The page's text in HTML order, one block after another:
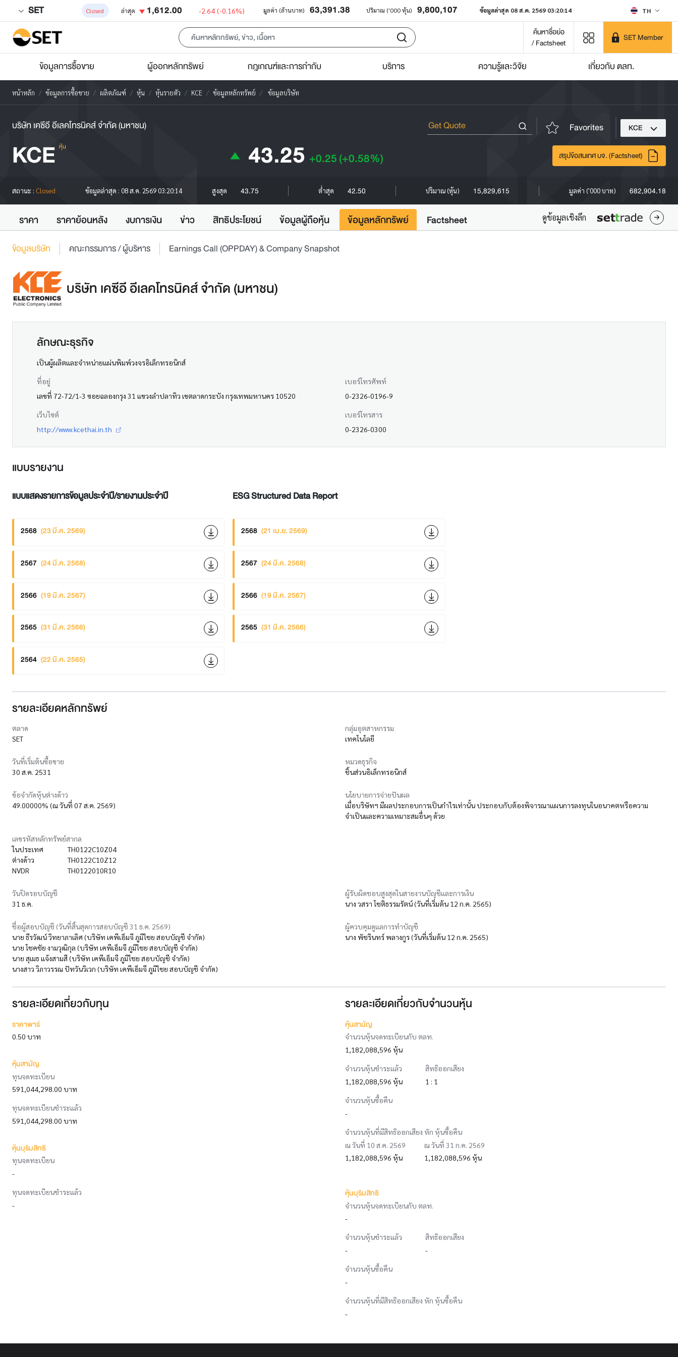
SET Closed ล่าสุด 1,612.00 -2.64 (-0.16%) มูลค่า (ล้านบาท) 63,391.38 ปริมาณ ('000 หุ้น) 9,800,107 ข้อมูลล่าสุด 08 ส.ค. 2569 03:20:14 TH
ค้นหาชื่อย่อ
/ Factsheet
SET Member
ข้อมูลการซื้อขาย ผู้ออกหลักทรัพย์ กฎเกณฑ์และการกำกับ บริการ ความรู้และวิจัย เกี่ยวกับ ตลท.
หน้าหลัก ข้อมูลการซื้อขาย ผลิตภัณฑ์ หุ้น หุ้นรายตัว KCE ข้อมูลหลักทรัพย์ ข้อมูลบริษัท
บริษัท เคซีอี อีเลคโทรนิคส์ จำกัด (มหาชน) Favorites KCE
KCE หุ้น 43.25 +0.25(+0.58%) สรุปข้อสนเทศ บจ. (Factsheet)
สถานะ : Closed ข้อมูลล่าสุด : 08 ส.ค. 2569 03:20:14 สูงสุด 43.75 ต่ำสุด 42.50 ปริมาณ (หุ้น) 15,829,615 มูลค่า ('000 บาท) 682,904.18
ราคา ราคาย้อนหลัง งบการเงิน ข่าว สิทธิประโยชน์ ข้อมูลผู้ถือหุ้น ข้อมูลหลักทรัพย์ Factsheet ดูข้อมูลเชิงลึก
ข้อมูลบริษัท คณะกรรมการ / ผู้บริหาร Earnings Call (OPPDAY) & Company Snapshot
บริษัท เคซีอี อีเลคโทรนิคส์ จำกัด (มหาชน)
ลักษณะธุรกิจ
เป็นผู้ผลิตและจำหน่ายแผ่นพิมพ์วงจรอิเล็กทรอนิกส์
ที่อยู่
เลขที่ 72-72/1-3 ซอยฉลองกรุง 31 แขวงลำปลาทิว เขตลาดกระบัง กรุงเทพมหานคร 10520
เบอร์โทรศัพท์
0-2326-0196-9
เว็บไซต์
http://www.kcethai.in.th
เบอร์โทรสาร
0-2326-0300
แบบรายงาน
แบบแสดงรายการข้อมูลประจำปี/รายงานประจำปี
2568 (23 มี.ค. 2569)
2567 (24 มี.ค. 2568)
2566 (19 มี.ค. 2567)
2565 (31 มี.ค. 2566)
2564 (22 มี.ค. 2565)
ESG Structured Data Report
2568 (21 เม.ย. 2569)
2567 (24 มี.ค. 2568)
2566 (19 มี.ค. 2567)
2565 (31 มี.ค. 2566)
รายละเอียดหลักทรัพย์
ตลาด
SET
กลุ่มอุตสาหกรรม
เทคโนโลยี
วันที่เริ่มต้นซื้อขาย
30 ส.ค. 2531
หมวดธุรกิจ
ชิ้นส่วนอิเล็กทรอนิกส์
ข้อจำกัดหุ้นต่างด้าว
49.00000% (ณ วันที่ 07 ส.ค. 2569)
นโยบายการจ่ายปันผล
เมื่อบริษัทฯ มีผลประกอบการเป็นกำไรเท่านั้น ประกอบกับต้องพิจารณาแผนการลงทุนในอนาคตหรือความ
จำเป็นและความเหมาะสมอื่นๆ ด้วย
เลขรหัสหลักทรัพย์สากล
ในประเทศ
TH0122C10Z04
ต่างด้าว
TH0122C10Z12
NVDR
TH0122010R10
วันปิดรอบบัญชี
31 ธ.ค.
ชื่อผู้สอบบัญชี (วันที่สิ้นสุดการสอบบัญชี 31 ธ.ค. 2569)
นาย ธีรวัฒน์ วิทยาภาเลิศ (บริษัท เคพีเอ็มจี ภูมิไชย สอบบัญชี จำกัด)
นาย โชคชัย งามวุฒิกุล (บริษัท เคพีเอ็มจี ภูมิไชย สอบบัญชี จำกัด)
นาย สุเมธ แจ้งสามสี (บริษัท เคพีเอ็มจี ภูมิไชย สอบบัญชี จำกัด)
นางสาว วิภาวรรณ ปัทวันวิเวก (บริษัท เคพีเอ็มจี ภูมิไชย สอบบัญชี จำกัด)
ผู้รับผิดชอบสูงสุดในสายงานบัญชีและการเงิน
นาง วสรา โชติธรรมรัตน์ (วันที่เริ่มต้น 12 ก.ค. 2565)
ผู้ควบคุมดูแลการทำบัญชี
นาง พัชรินทร์ พลางกูร (วันที่เริ่มต้น 12 ก.ค. 2565)
รายละเอียดเกี่ยวกับทุน
ราคาพาร์
0.50 บาท
หุ้นสามัญ
ทุนจดทะเบียน
591,044,298.00 บาท
ทุนจดทะเบียนชำระแล้ว
591,044,298.00 บาท
หุ้นบุริมสิทธิ
ทุนจดทะเบียน
-
ทุนจดทะเบียนชำระแล้ว
-
รายละเอียดเกี่ยวกับจำนวนหุ้น
หุ้นสามัญ
จำนวนหุ้นจดทะเบียนกับ ตลท.
1,182,088,596 หุ้น
จำนวนหุ้นชำระแล้ว
1,182,088,596 หุ้น
สิทธิออกเสียง
1 : 1
จำนวนหุ้นซื้อคืน
-
จำนวนหุ้นที่มีสิทธิออกเสียง หัก หุ้นซื้อคืน
ณ วันที่ 10 ส.ค. 2569
1,182,088,596 หุ้น
ณ วันที่ 31 ก.ค. 2569
1,182,088,596 หุ้น
หุ้นบุริมสิทธิ
จำนวนหุ้นจดทะเบียนกับ ตลท.
-
จำนวนหุ้นชำระแล้ว
-
สิทธิออกเสียง
-
จำนวนหุ้นซื้อคืน
-
จำนวนหุ้นที่มีสิทธิออกเสียง หัก หุ้นซื้อคืน
-